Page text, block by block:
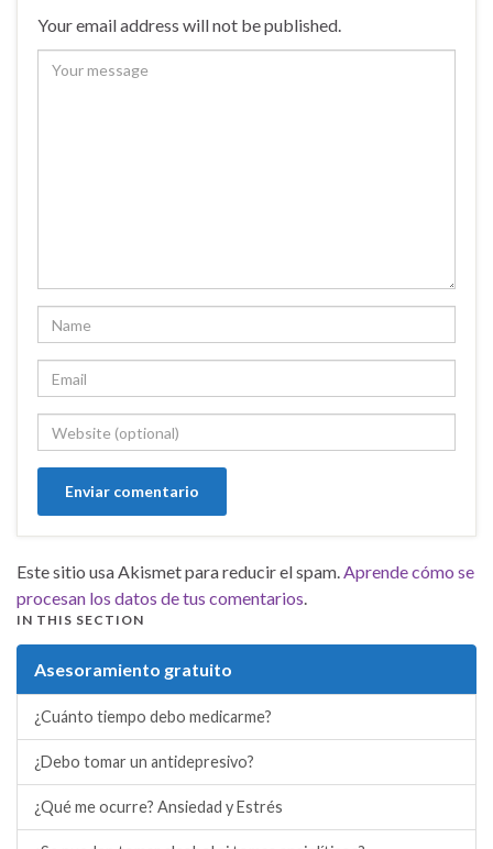
Your email address will not be published.
Este sitio usa Akismet para reducir el spam.Aprende cómo se
procesan los datos de tus comentarios.
IN THIS SECTION
Asesoramiento gratuito
¿Cuánto tiempo debo medicarme?
¿Debo tomar un antidepresivo?
¿Qué me ocurre? Ansiedad y Estrés